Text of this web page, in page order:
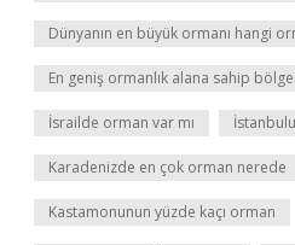
Dünyanın en büyük ormanı hangi
En geniş ormanlık alana sahip
İsrailde orman var mı
Karadenizde en çok orman nerede
Kastamonunun yüzde kaçı orman